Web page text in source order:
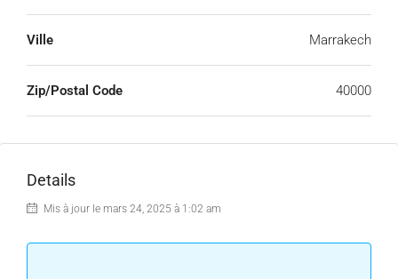
Ville Marrakech
Zip/Postal Code 40000
Details
Mis à jour le mars 24, 2025 à 1:02 am